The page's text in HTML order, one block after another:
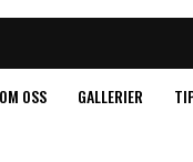
OM OSS GALLERIER